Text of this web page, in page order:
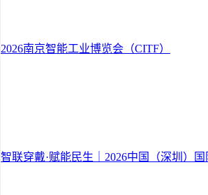
2026南京智能工业博览会（CITF）
智联穿戴·赋能民生｜2026中国（深圳）